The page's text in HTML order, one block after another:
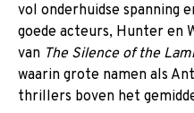
vol onderhuidse spanning
goede acteurs, Hunter en
van The Silence of the
waarin grote namen als
thrillers boven het